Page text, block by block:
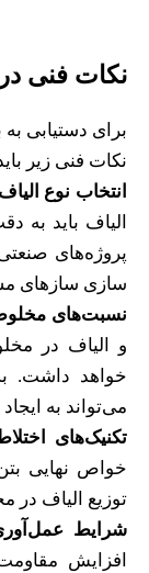
نکات فنی در
برای دستیابی به
نکات فنی زیر
انتخاب نوع الیاف
الیاف باید به
پروژه‌های
سازی سازهای
نسبت‌های مخلوط
و الیاف در
خواهد داشت.
می‌تواند به
تکنیک‌های اختلاط
خواص نهایی بتن
توزیع الیاف در
شرایط عمل‌آوری
افزایش